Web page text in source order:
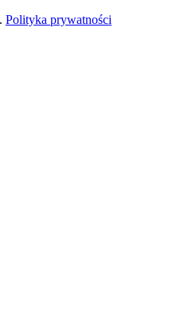
Polityka prywatności